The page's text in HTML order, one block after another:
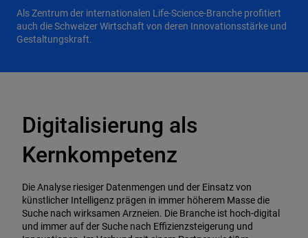
Als Zentrum der internationalen Life-Science-Branche profitiert
auch die Schweizer Wirtschaft von deren Innovationsstärke und
Gestaltungskraft.
Digitalisierung als
Kernkompetenz
Die Analyse riesiger Datenmengen und der Einsatz von
künstlicher Intelligenz prägen in immer höherem Masse die
Suche nach wirksamen Arzneien. Die Branche ist hoch-digital
und immer auf der Suche nach Effizienzsteigerung und